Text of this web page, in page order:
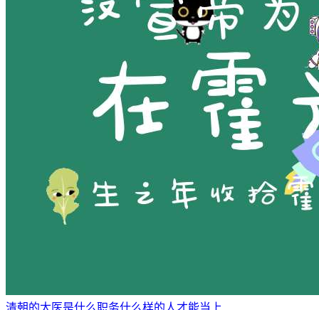
清朝的太医是什么职务什么样的人才能当上